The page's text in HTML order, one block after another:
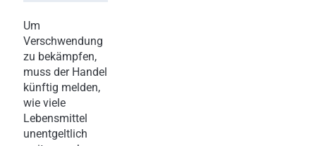
Um
Verschwendung
zu bekämpfen,
muss der Handel
künftig melden,
wie viele
Lebensmittel
unentgeltlich